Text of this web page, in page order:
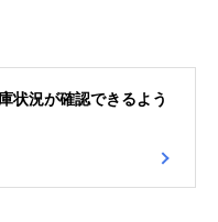
状況が確認できるよう